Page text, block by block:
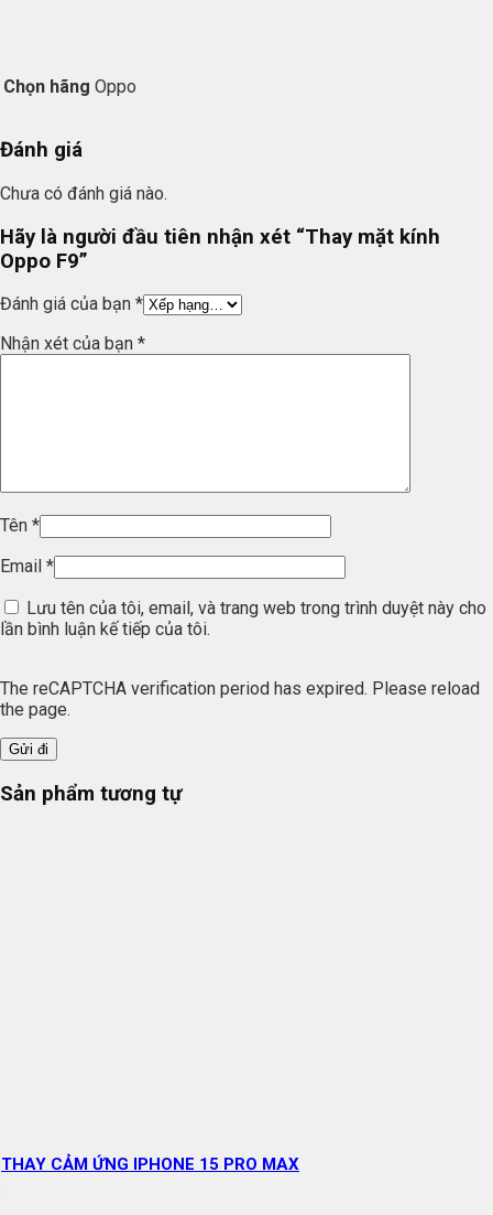
Chọn hãng Oppo
Đánh giá
Chưa có đánh giá nào.
Hãy là người đầu tiên nhận xét “Thay mặt kính
Oppo F9”
Đánh giá của bạn *
Nhận xét của bạn *
Tên *
Email *
Lưu tên của tôi, email, và trang web trong trình duyệt này cho
lần bình luận kế tiếp của tôi.
The reCAPTCHA verification period has expired. Please reload
the page.
Sản phẩm tương tự
THAY CẢM ỨNG IPHONE 15 PRO MAX